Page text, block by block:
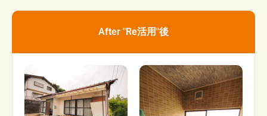
After "Re活用"後